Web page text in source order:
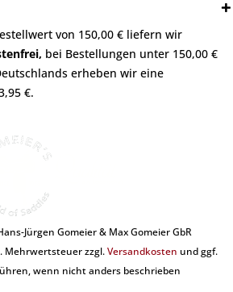
von 150,00 € liefern wir
bei Bestellungen unter 150,00 €
erheben wir eine
€.
Jürgen Gomeier & Max Gomeier GbR
Mehrwertsteuer zzgl.Versandkosten und ggf.
wenn nicht anders beschrieben